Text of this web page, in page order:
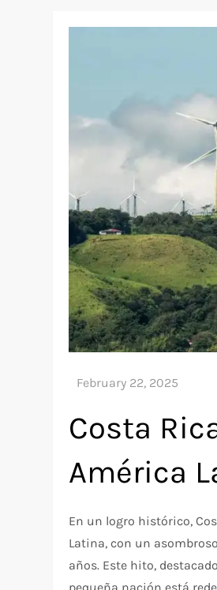
Costa
América
En un logro histórico,
Latina, con un
años. Este hito,
pequeña nación está